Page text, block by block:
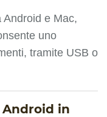
Android e Mac,
uno
tramite USB o
Android in